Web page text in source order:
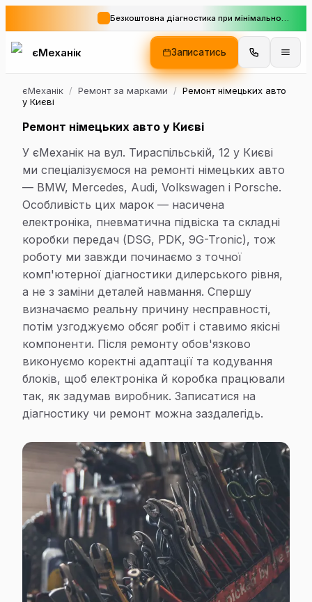
Безкоштовна діагностика при мінімальному замовленні
єМеханік Записатись
єМеханік / Ремонт за марками / Ремонт німецьких авто
у Києві
Ремонт німецьких авто у Києві
У єМеханік на вул. Тираспільській, 12 у Києві
ми спеціалізуємося на ремонті німецьких авто
— BMW, Mercedes, Audi, Volkswagen і Porsche.
Особливість цих марок — насичена
електроніка, пневматична підвіска та складні
коробки передач (DSG, PDK, 9G-Tronic), тож
роботу ми завжди починаємо з точної
комп'ютерної діагностики дилерського рівня,
а не з заміни деталей навмання. Спершу
визначаємо реальну причину несправності,
потім узгоджуємо обсяг робіт і ставимо якісні
компоненти. Після ремонту обов'язково
виконуємо коректні адаптації та кодування
блоків, щоб електроніка й коробка працювали
так, як задумав виробник. Записатися на
діагностику чи ремонт можна заздалегідь.